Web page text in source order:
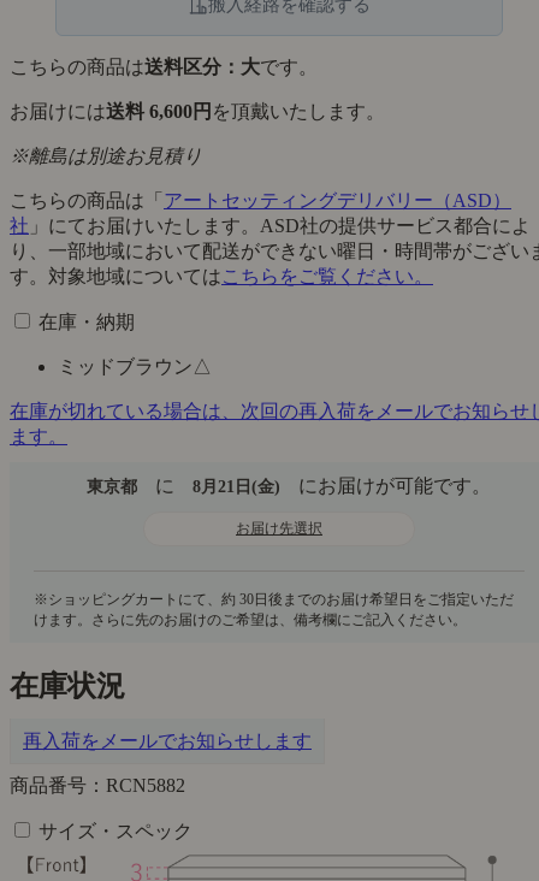
搬入経路を確認する
こちらの商品は送料区分：大です。
お届けには送料 6,600円 を頂戴いたします。
※離島は別途お見積り
こちらの商品は「 アートセッティングデリバリー（ASD）
社 」にてお届けいたします。ASD社の提供サービス都合によ
り、一部地域において配送ができない曜日・時間帯がござい
す。対象地域についてはこちらをご覧ください。
在庫・納期
ミッドブラウン△
在庫が切れている場合は、次回の再入荷をメールでお知らせ
ます。
東京都 に 8月21日(金) にお届けが可能です。
お届け先選択
在庫状況
再入荷をメールでお知らせします
商品番号：RCN5882
サイズ・スペック